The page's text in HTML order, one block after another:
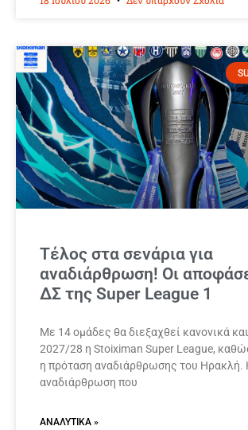
Τέλος στα σενάρια για
αναδιάρθρωση! Οι
ΔΣ της Super League 1
Με 14 ομάδες θα διεξαχθεί κανονικά
2027/28 η Stoiximan Super League,
η πρόταση αναδιάρθρωσης του Ηρακλή.
αναδιάρθρωση που
ΑΝΑΛΥΤΙΚΆ »